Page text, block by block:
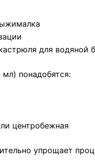
для водяной
понадобятся:
центробежная
упрощает